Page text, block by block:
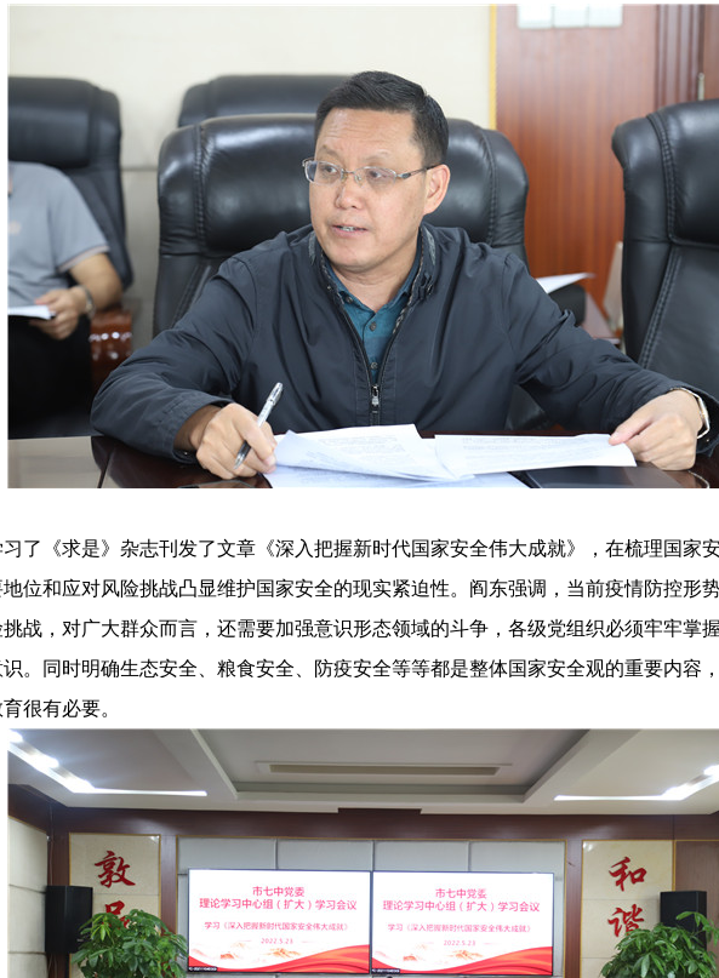
了《求是》杂志刊发了文章《深入把握新时代国家安全伟大成就》，在梳理国家
位和应对风险挑战凸显维护国家安全的现实紧迫性。阎东强调，当前疫情防控形
战，对广大群众而言，还需要加强意识形态领域的斗争，各级党组织必须牢牢掌
。同时明确生态安全、粮食安全、防疫安全等等都是整体国家安全观的重要内容
很有必要。